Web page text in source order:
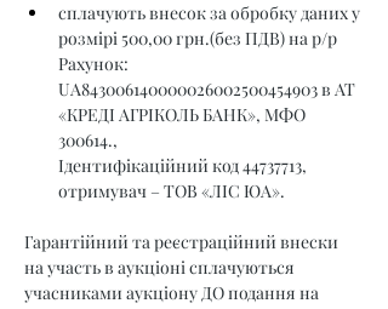
сплачують внесок за обробку даних у
розмірі 500,00 грн.(без ПДВ) на р/р
Рахунок:
UA843006140000026002500454903 в АТ
«КРЕДІ АГРІКОЛЬ БАНК», МФО
300614.,
Ідентифікаційний код 44737713,
отримувач – ТОВ «ЛІС ЮА».
Гарантійний та реєстраційний внески
на участь в аукціоні сплачуються
учасниками аукціону ДО подання на